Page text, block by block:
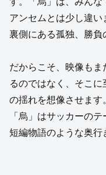
アンセムとは少し違
裏側にある孤独、勝負
だからこそ、映像も
るのではなく、そこ
の揺れを想像させます
「烏」はサッカーの
短編物語のような奥行